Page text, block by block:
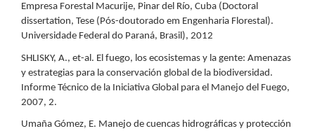
Empresa Forestal Macurije, Pinar del Río, Cuba (Doctoral
dissertation, Tese (Pós-doutorado em Engenharia Florestal).
Universidade Federal do Paraná, Brasil), 2012
SHLISKY, A., et-al. El fuego, los ecosistemas y la gente: Amenazas
y estrategias para la conservación global de la biodiversidad.
Informe Técnico de la Iniciativa Global para el Manejo del Fuego,
2007, 2.
Umaña Gómez, E. Manejo de cuencas hidrográficas y protección